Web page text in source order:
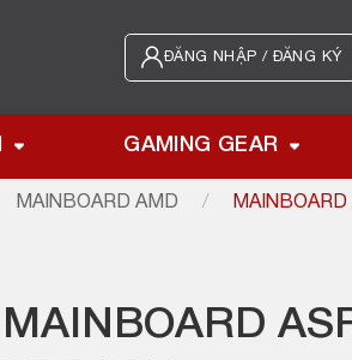
ĐĂNG NHẬP / ĐĂNG KÝ
GAMING GEAR
MAINBOARD AMD /
MAINBOARD